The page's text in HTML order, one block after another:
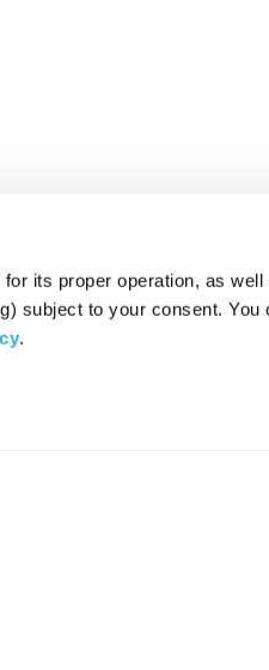
its proper operation, as
subject to your consent.
.